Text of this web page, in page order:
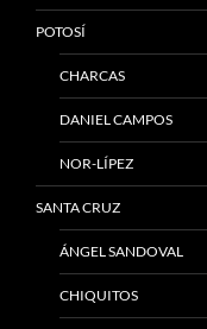
POTOSÍ
CHARCAS
DANIEL CAMPOS
NOR-LÍPEZ
SANTA CRUZ
ÁNGEL SANDOVAL
CHIQUITOS